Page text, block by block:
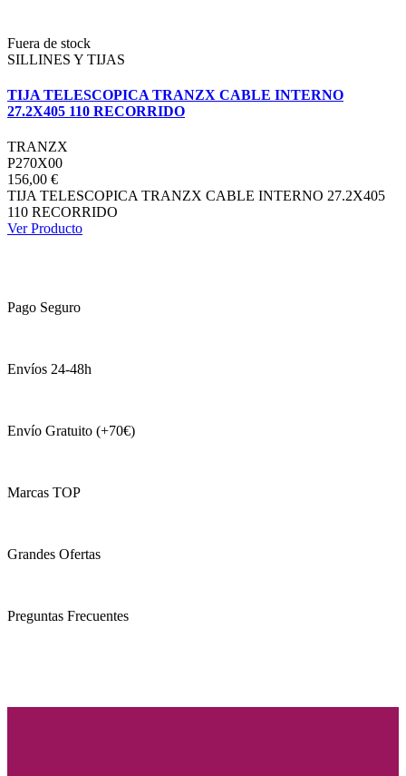
Fuera de stock
SILLINES Y TIJAS
TIJA TELESCOPICA TRANZX CABLE INTERNO
27.2X405 110 RECORRIDO
TRANZX
P270X00
156,00 €
TIJA TELESCOPICA TRANZX CABLE INTERNO 27.2X405
110 RECORRIDO
Ver Producto
Pago Seguro
Envíos 24-48h
Envío Gratuito (+70€)
Marcas TOP
Grandes Ofertas
Preguntas Frecuentes